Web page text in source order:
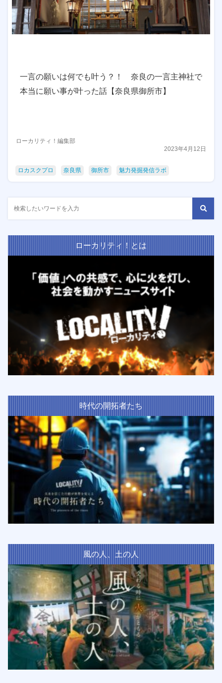
一言の願いは何でも叶う？！ 奈良の一言主神社で
本当に願い事が叶った話【奈良県御所市】
ローカリティ！編集部
2023年4月12日
ロカスクプロ 奈良県 御所市 魅力発掘発信ラボ
ローカリティ！とは
時代の開拓者たち
風の人、土の人